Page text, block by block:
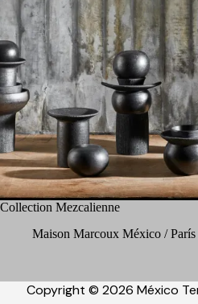
Collection Mezcalienne
Maison Marcoux México / París
Copyright © 2026 México